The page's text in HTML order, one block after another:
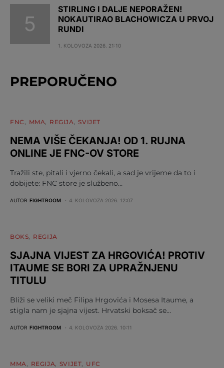
STIRLING I DALJE NEPORAŽEN!
NOKAUTIRAO BLACHOWICZA U PRVOJ
RUNDI
1. KOLOVOZA 2026. 21:10
PREPORUČENO
FNC MMA REGIJA SVIJET
NEMA VIŠE ČEKANJA! OD 1. RUJNA
ONLINE JE FNC-OV STORE
Tražili ste, pitali i vjerno čekali, a sad je vrijeme da to i
dobijete: FNC store je službeno…
AUTOR FIGHTROOM 4. KOLOVOZA 2026. 12:07
BOKS REGIJA
SJAJNA VIJEST ZA HRGOVIĆA! PROTIV
ITAUME SE BORI ZA UPRAŽNJENU
TITULU
Bliži se veliki meč Filipa Hrgovića i Mosesa Itaume, a
stigla nam je sjajna vijest. Hrvatski boksač se…
AUTOR FIGHTROOM 4. KOLOVOZA 2026. 10:11
MMA REGIJA SVIJET UFC